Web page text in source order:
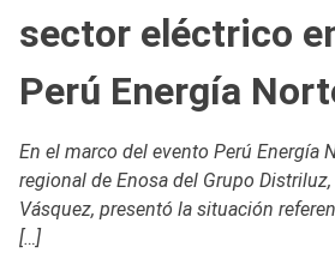
sector eléctrico
Perú Energía
En el marco del evento Perú Energía
regional de Enosa del Grupo
Vásquez, presentó la situación
[…]